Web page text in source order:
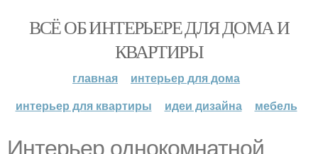
ВСЁ ОБ ИНТЕРЬЕРЕ ДЛЯ ДОМА И
КВАРТИРЫ
главная
интерьер для дома
интерьер для квартиры
идеи дизайна мебель
Интерьер однокомнатной